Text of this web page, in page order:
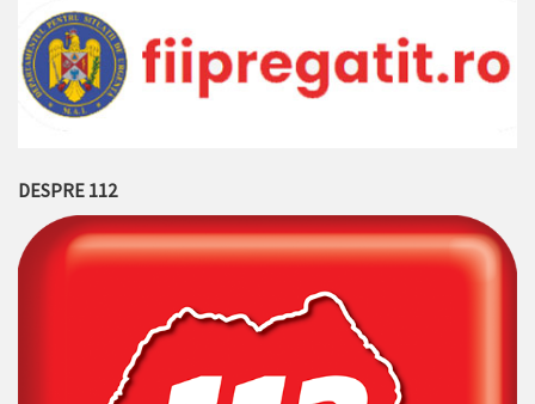
DESPRE 112